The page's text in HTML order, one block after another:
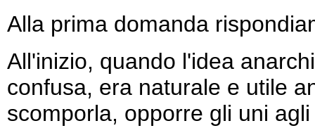
Alla prima domanda
All'inizio, quando l'idea
confusa, era naturale e utile
scomporla, opporre gli uni